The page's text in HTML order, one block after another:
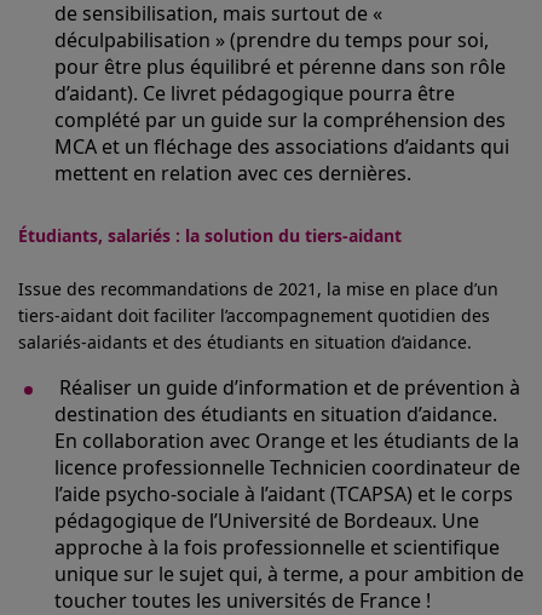
de sensibilisation, mais surtout de «
déculpabilisation » (prendre du temps pour soi,
pour être plus équilibré et pérenne dans son rôle
d’aidant). Ce livret pédagogique pourra être
complété par un guide sur la compréhension des
MCA et un fléchage des associations d’aidants qui
mettent en relation avec ces dernières.
Étudiants, salariés : la solution du tiers-aidant
Issue des recommandations de 2021, la mise en place d’un
tiers-aidant doit faciliter l’accompagnement quotidien des
salariés-aidants et des étudiants en situation d’aidance.
Réaliser un guide d’information et de prévention à
destination des étudiants en situation d’aidance.
En collaboration avec Orange et les étudiants de la
licence professionnelle Technicien coordinateur de
l’aide psycho-sociale à l’aidant (TCAPSA) et le corps
pédagogique de l’Université de Bordeaux. Une
approche à la fois professionnelle et scientifique
unique sur le sujet qui, à terme, a pour ambition de
toucher toutes les universités de France !